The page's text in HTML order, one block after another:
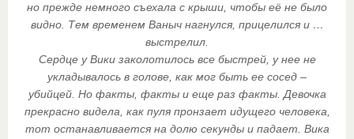
но прежде немного съехала с крыши, чтобы её не было
видно. Тем временем Ваныч нагнулся, прицелился и …
выстрелил.
Сердце у Вики заколотилось все быстрей, у нее не
укладывалось в голове, как мог быть ее сосед –
убийцей. Но факты, факты и еще раз факты. Девочка
прекрасно видела, как пуля пронзает идущего человека,
тот останавливается на долю секунды и падает. Вика